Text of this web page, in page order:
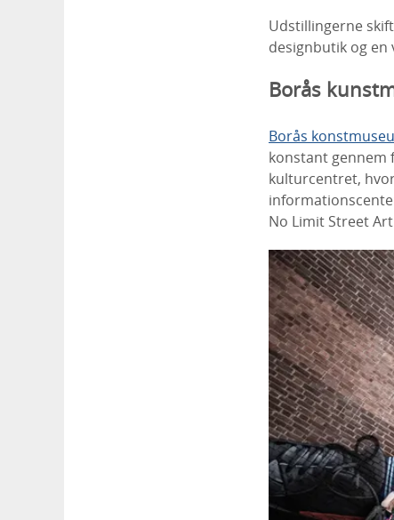
Udstillingerne
designbutik og
Borås
Borås
konstant gennem
kulturcentret,
No Limit Street